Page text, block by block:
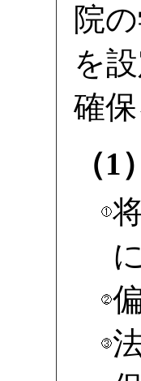
院
を
確保
（